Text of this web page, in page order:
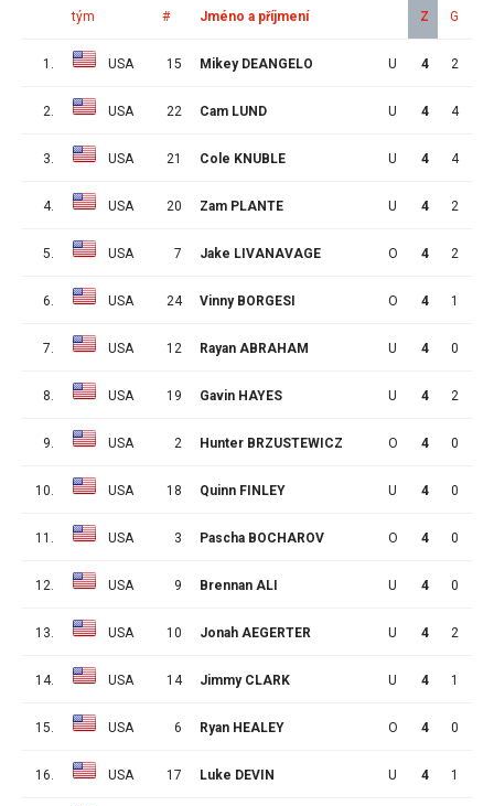
tým # Jméno a příjmení Z G
1. USA 15 Mikey DEANGELO U 4 2
2. USA 22 Cam LUND U 4 4
3. USA 21 Cole KNUBLE U 4 4
4. USA 20 Zam PLANTE U 4 2
5. USA 7 Jake LIVANAVAGE O 4 2
6. USA 24 Vinny BORGESI O 4 1
7. USA 12 Rayan ABRAHAM U 4 0
8. USA 19 Gavin HAYES U 4 2
9. USA 2 Hunter BRZUSTEWICZ O 4 0
10. USA 18 Quinn FINLEY U 4 0
11. USA 3 Pascha BOCHAROV O 4 0
12. USA 9 Brennan ALI U 4 0
13. USA 10 Jonah AEGERTER U 4 2
14. USA 14 Jimmy CLARK U 4 1
15. USA 6 Ryan HEALEY O 4 0
16. USA 17 Luke DEVIN U 4 1